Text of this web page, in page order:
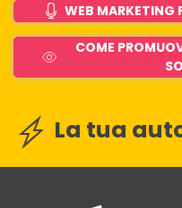
WEB MARKETING
COME
La tua